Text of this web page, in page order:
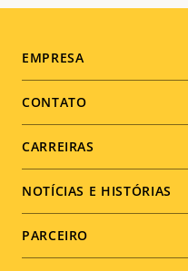
Footer
menu
EMPRESA
CONTATO
CARREIRAS
NOTÍCIAS E HISTÓRIAS
PARCEIRO